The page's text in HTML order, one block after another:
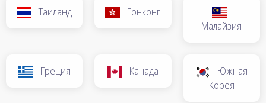
Таиланд
Гонконг
Малайзия
Греция Канада
Южная
Корея